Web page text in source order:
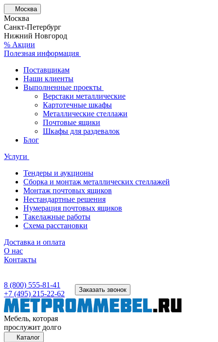
Москва
Москва
Санкт-Петербург
Нижний Новгород
% Акции
Полезная информация
Поставщикам
Наши клиенты
Выполненные проекты
Верстаки металлические
Картотечные шкафы
Металлические стеллажи
Почтовые ящики
Шкафы для раздевалок
Блог
Услуги
Тендеры и аукционы
Сборка и монтаж металлических стеллажей
Монтаж почтовых ящиков
Нестандартные решения
Нумерация почтовых ящиков
Такелажные работы
Схема расстановки
Доставка и оплата
О нас
Контакты
8 (800) 555-81-41
+7 (495) 215-22-62
Заказать звонок
Мебель, которая
прослужит долго
Каталог